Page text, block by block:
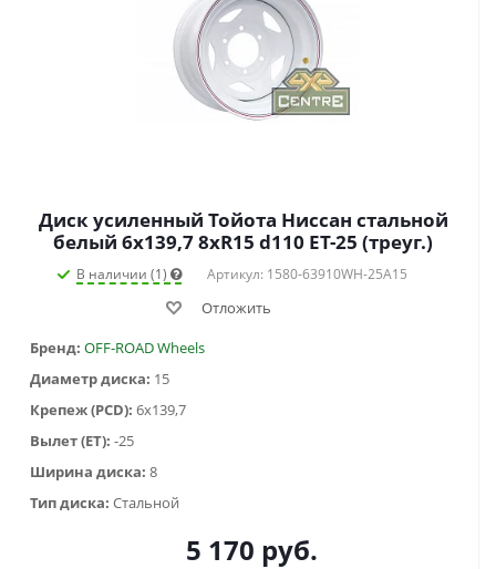
Диск усиленный Тойота Ниссан стальной
белый 6x139,7 8xR15 d110 ET-25 (треуг.)
В наличии (1) Артикул: 1580-63910WH-25A15
Отложить
Бренд: OFF-ROAD Wheels
Диаметр диска: 15
Крепеж (PCD): 6x139,7
Вылет (ET): -25
Ширина диска: 8
Тип диска: Стальной
5 170 руб.